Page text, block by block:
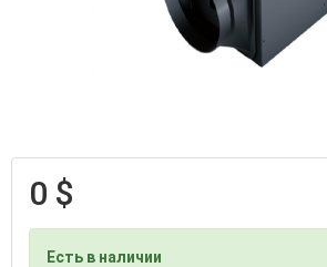
0 $
Есть в наличии